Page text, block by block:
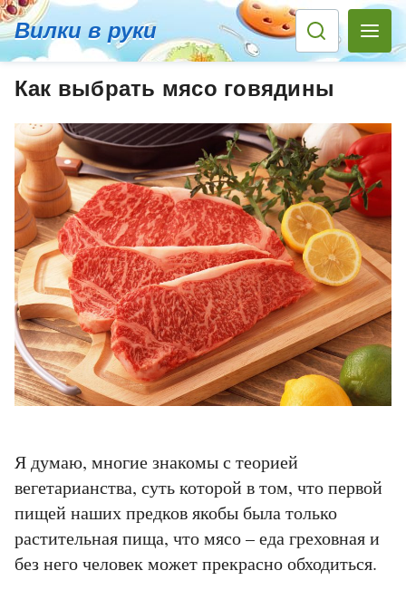
Вилки в руки
Как выбрать мясо говядины
Я думаю, многие знакомы с теорией
вегетарианства, суть которой в том, что первой
пищей наших предков якобы была только
растительная пища, что мясо – еда греховная и
без него человек может прекрасно обходиться.